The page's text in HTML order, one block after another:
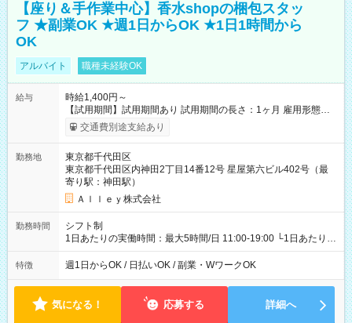
【座り＆手作業中心】香水shopの梱包スタッ
フ ★副業OK ★週1日からOK ★1日1時間から
OK
アルバイト 職種未経験OK
給与
時給1,400円～
【試用期間】試用期間あり 試用期間の長さ：1ヶ月 雇用形態、
給与は本採用時と同じです。
交通費別途支給あり
勤務地
東京都千代田区
東京都千代田区内神田2丁目14番12号 星屋第六ビル402号（最
寄り駅：神田駅）
Ａｌｌｅｙ株式会社
勤務時間
シフト制
1日あたりの実働時間：最大5時間/日 11:00-19:00 └1日あたりの
実働時間：1-5時間 └上記の時間帯内であれば、いつでも勤務可
能！ └平日・土曜日の中で、お好きな曜日でご勤務いただけま
18:00 などのように、自由な働き方が可能なお仕事です！
特徴 週1日からOK / 日払いOK / 副業・WワークOK
気になる！ 応募する 詳細へ